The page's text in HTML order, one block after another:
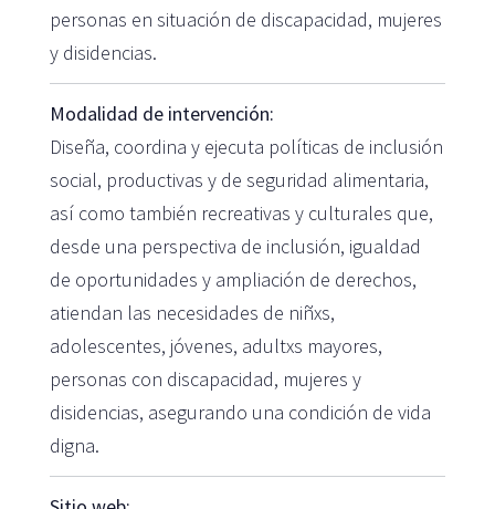
personas en situación de discapacidad, mujeres
y disidencias.
Modalidad de intervención:
Diseña, coordina y ejecuta políticas de inclusión
social, productivas y de seguridad alimentaria,
así como también recreativas y culturales que,
desde una perspectiva de inclusión, igualdad
de oportunidades y ampliación de derechos,
atiendan las necesidades de niñxs,
adolescentes, jóvenes, adultxs mayores,
personas con discapacidad, mujeres y
disidencias, asegurando una condición de vida
digna.